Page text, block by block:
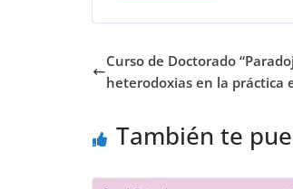
Curso de Doctorado
heterodoxias en la práctica
También te